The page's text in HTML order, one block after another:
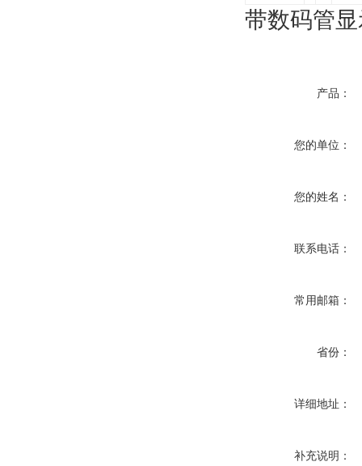
带数码管
产品：
您的单位：
您的姓名：
联系电话：
常用邮箱：
省份：
详细地址：
补充说明：